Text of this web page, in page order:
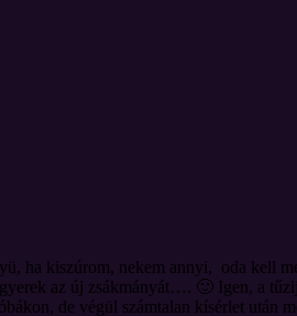
ha kiszúrom, nekem annyi, oda kell
az új zsákmányát…. 🙂 Igen, a
de végül számtalan kísérlet után